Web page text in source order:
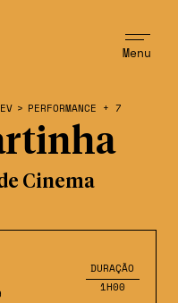
Menu
DURAÇÃO
1H00
> PERFORMANCE + 7
Cinema